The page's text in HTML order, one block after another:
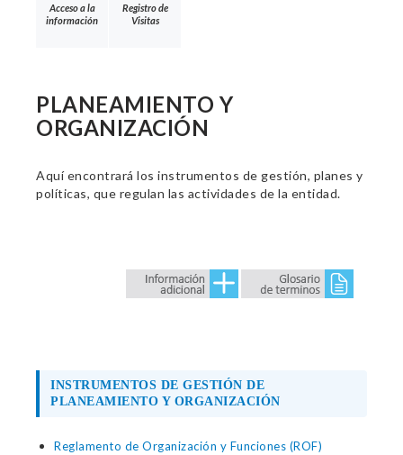
Acceso a la
información
Registro de
Visitas
PLANEAMIENTO Y
ORGANIZACIÓN
Aquí encontrará los instrumentos de gestión, planes y
políticas, que regulan las actividades de la entidad.
INSTRUMENTOS DE GESTIÓN DE
PLANEAMIENTO Y ORGANIZACIÓN
Reglamento de Organización y Funciones (ROF)